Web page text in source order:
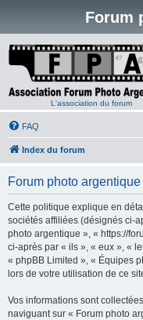
Forum
L'association du forum
FAQ
Index du forum
Forum photo
Cette politique explique en
sociétés affiliées (désignés ci-
photo argentique », « https://
ci-après par « ils », « eux », «
« phpBB Limited », « Équipes
lors de votre utilisation de ce
Vos informations sont
naviguant sur « Forum photo